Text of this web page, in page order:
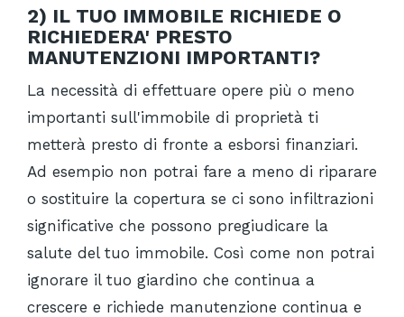
2) IL TUO IMMOBILE RICHIEDE O
RICHIEDERA' PRESTO
MANUTENZIONI IMPORTANTI?
La necessità di effettuare opere più o meno
importanti sull'immobile di proprietà ti
metterà presto di fronte a esborsi finanziari.
Ad esempio non potrai fare a meno di riparare
o sostituire la copertura se ci sono infiltrazioni
significative che possono pregiudicare la
salute del tuo immobile. Così come non potrai
ignorare il tuo giardino che continua a
crescere e richiede manutenzione continua e